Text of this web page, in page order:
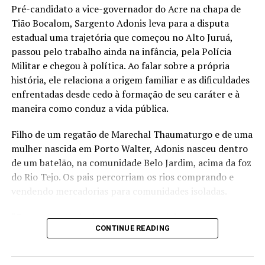
de R$ 280 milhões após
debate entre base e
oposição
Em "Política"
crédito de R$ 120 milhões
com BNDES para
sustentabilidade
Em "Notícias"
BNDES e MMA anunciam R$
24 milhões para fortalecer
agricultura familiar no Acre e
levar produção às escolas
Em "Notícias"
FINISA
GESTÃO PÚBLICA
GLADSON CAMELI
Pré-candidato a vice-governador do Acre na chapa de
Tião Bocalom, Sargento Adonis leva para a disputa
estadual uma trajetória que começou no Alto Juruá,
passou pelo trabalho ainda na infância, pela Polícia
Militar e chegou à política. Ao falar sobre a própria
história, ele relaciona a origem familiar e as dificuldades
enfrentadas desde cedo à formação de seu caráter e à
maneira como conduz a vida pública.
Filho de um regatão de Marechal Thaumaturgo e de uma
mulher nascida em Porto Walter, Adonis nasceu dentro
de um batelão, na comunidade Belo Jardim, acima da foz
do Rio Tejo. Os pais percorriam os rios comprando e
vendendo mercadorias para comunidades isoladas.
“Eu sou resultado desse amor e nasci dentro de um
batelão, no Alto Rio Juruá, numa comunidade por nome
CONTINUE READING